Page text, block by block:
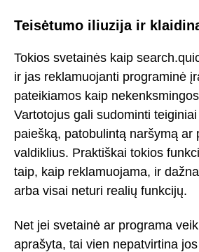
Teisėtumo iliuzija ir
Tokios svetainės kaip
ir jas reklamuojanti programinė
pateikiamos kaip
Vartotojus gali sudominti
paiešką, patobulintą naršymą ar
valdiklius. Praktiškai tokios
taip, kaip reklamuojama, ir
arba visai neturi realių funkcijų.
Net jei svetainė ar programa
aprašyta, tai vien nepatvirtina